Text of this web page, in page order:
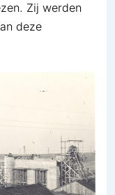
Zij werden
deze